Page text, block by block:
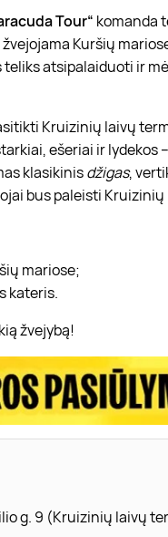
Tour“ komanda
Kuršių
teliks atsipalaiduoti ir
Kruizinių laivų
ešeriai ir
klasikinisdžigas,
bus paleisti
mariose;
kateris.
žvejybą!
g. 9 (Kruizinių laivų